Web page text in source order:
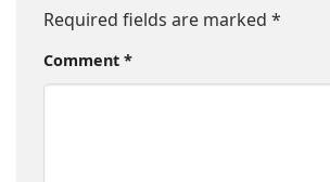
Required fields are marked *
Comment *